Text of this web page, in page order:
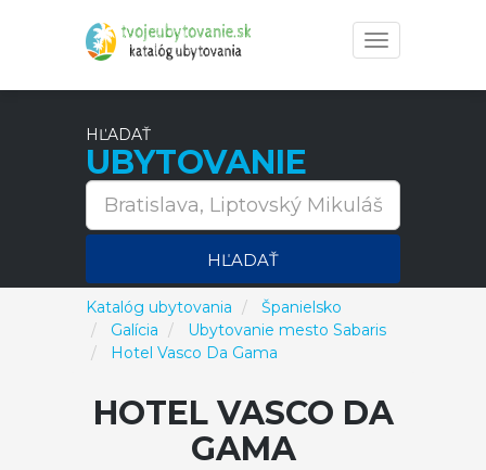
Toggle
navigation
HĽADAŤ
UBYTOVANIE
HĽADAŤ
Katalóg ubytovania
Španielsko
Galícia
Ubytovanie mesto Sabaris
Hotel Vasco Da Gama
HOTEL VASCO DA
GAMA